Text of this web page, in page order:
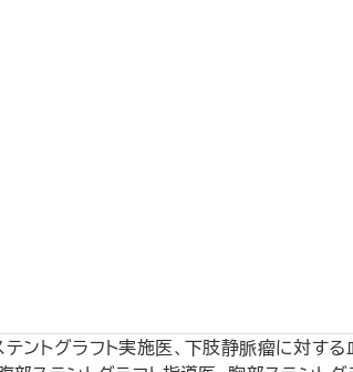
ントグラフト実施医、下肢静脈瘤に対す